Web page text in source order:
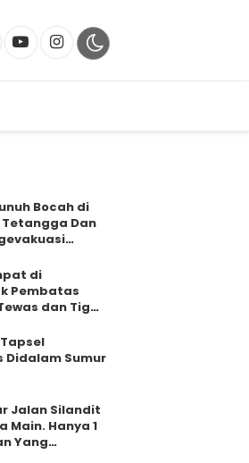
Bocah di
Dan
di
Pembatas
dan Tiga
Didalam Sumur
Jalan Silandit
Main. Hanya 1
Yang